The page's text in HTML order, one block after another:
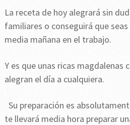
La receta de hoy alegrará sin
familiares o conseguirá que
media mañana en el trabajo.
Y es que unas ricas magdalenas
alegran el día a cualquiera.
Su preparación es
te llevará media hora preparar